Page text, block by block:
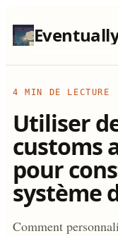
4 MIN DE LECTURE
Utiliser
customs
pour
système
Comment